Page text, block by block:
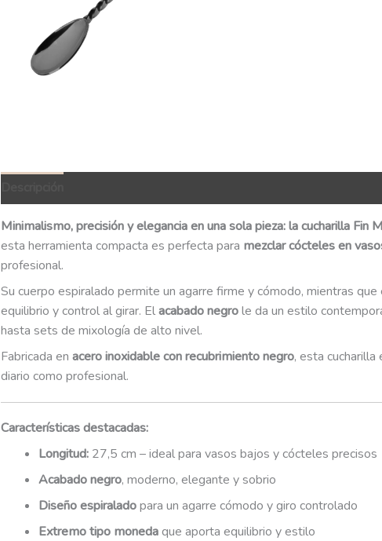
Minimalismo, precisión y elegancia en una sola pieza: la cucharilla Fin
esta herramienta compacta es perfecta para mezclar cócteles en
profesional.
Su cuerpo espiralado permite un agarre firme y cómodo, mientras
equilibrio y control al girar. Elacabado negrole da un estilo
hasta sets de mixología de alto nivel.
Fabricada en acero inoxidable con recubrimiento negro, esta
diario como profesional.
Características destacadas:
Longitud: 27,5 cm – ideal para vasos bajos y cócteles precisos
Acabado negro, moderno, elegante y sobrio
Diseño espiraladopara un agarre cómodo y giro controlado
Extremo tipo monedaque aporta equilibrio y estilo